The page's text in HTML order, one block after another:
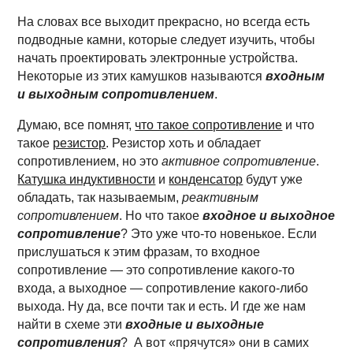
На словах все выходит прекрасно, но всегда есть
подводные камни, которые следует изучить, чтобы
начать проектировать электронные устройства.
Некоторые из этих камушков называютсявходным
и выходным сопротивлением.
Думаю, все помнят, что такое сопротивление и что
такое резистор. Резистор хоть и обладает
сопротивлением, но этоактивное сопротивление.
Катушка индуктивности и конденсатор будут уже
обладать, так называемым,реактивным
сопротивлением. Но что такоевходное и выходное
сопротивление? Это уже что-то новенькое. Если
прислушаться к этим фразам, то входное
сопротивление — это сопротивление какого-то
входа, а выходное — сопротивление какого-либо
выхода. Ну да, все почти так и есть. И где же нам
найти в схеме этивходные и выходные
сопротивления? А вот «прячутся» они в самих